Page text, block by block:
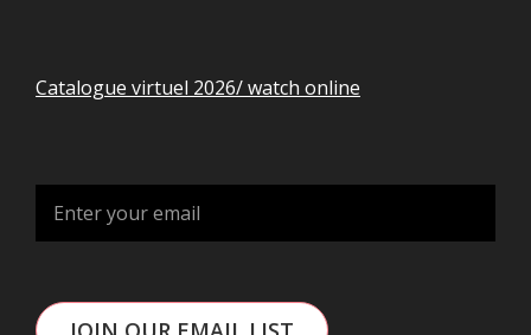
Catalogue virtuel 2026/ watch online